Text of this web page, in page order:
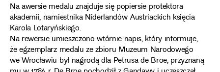
Na awersie medalu znajduje się popiersie protektora
akademii, namiestnika Niderlandów Austriackich księcia
Karola Lotaryńskiego.
Na rewersie umieszczono wtórnie napis, który informuje,
że egzemplarz medalu ze zbioru Muzeum Narodowego
we Wrocławiu był nagrodą dla Petrusa de Broe, przyznaną